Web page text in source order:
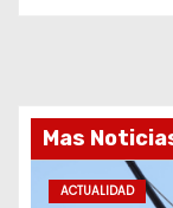
Mas
ACTUALIDAD